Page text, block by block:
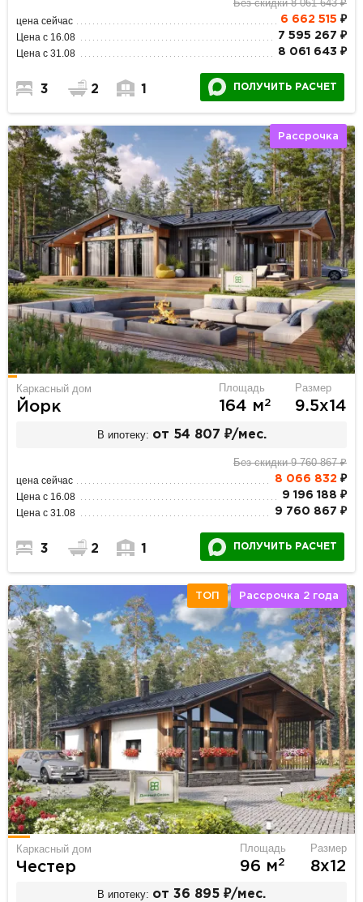
Без скидки 8 061 643 ₽
цена сейчас 6 662 515 ₽
Цена с 16.08 7 595 267 ₽
Цена с 31.08 8 061 643 ₽
3 2 1 ПОЛУЧИТЬ РАСЧЕТ
Рассрочка
Каркасный дом
Йорк
Площадь
164 м2
Размер
9.5х14
В ипотеку: от 54 807 ₽/мес.
Без скидки 9 760 867 ₽
цена сейчас 8 066 832 ₽
Цена с 16.08 9 196 188 ₽
Цена с 31.08 9 760 867 ₽
3 2 1 ПОЛУЧИТЬ РАСЧЕТ
ТОП Рассрочка 2 года
Каркасный дом
Честер
Площадь
96 м2
Размер
8х12
В ипотеку: от 36 895 ₽/мес.